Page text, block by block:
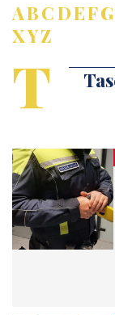
ABCDEFG
XYZ
T